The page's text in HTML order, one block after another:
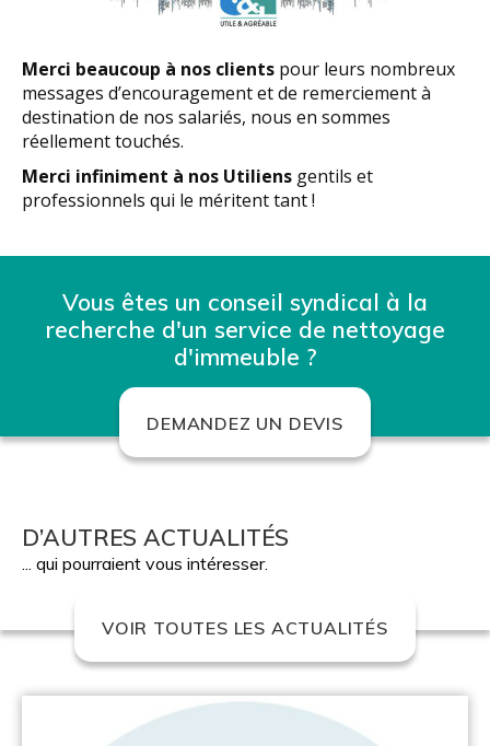
Merci beaucoup à nos clients pour leurs nombreux
messages d’encouragement et de remerciement à
destination de nos salariés, nous en sommes
réellement touchés.
Merci infiniment à nos Utiliens gentils et
professionnels qui le méritent tant !
Vous êtes un conseil syndical à la
recherche d'un service de nettoyage
d'immeuble ?
DEMANDEZ UN DEVIS
D’AUTRES ACTUALITÉS
... qui pourraient vous intéresser.
VOIR TOUTES LES ACTUALITÉS